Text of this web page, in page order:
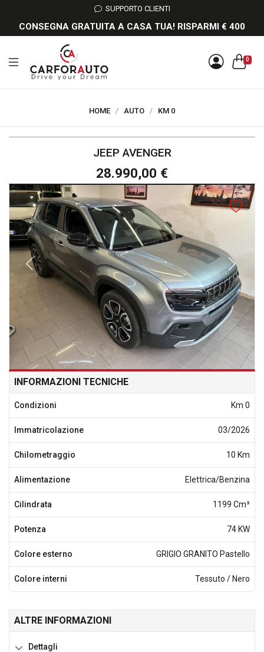
SUPPORTO CLIENTI
CONSEGNA GRATUITA A CASA TUA! RISPARMI € 400
0
HOME / AUTO / KM 0
JEEP AVENGER
28.990,00 €
INFORMAZIONI TECNICHE
Condizioni Km 0
Immatricolazione 03/2026
Chilometraggio 10 Km
Alimentazione Elettrica/Benzina
Cilindrata 1199 Cm³
Potenza 74 KW
Colore esterno GRIGIO GRANITO Pastello
Colore interni Tessuto / Nero
ALTRE INFORMAZIONI
Dettagli